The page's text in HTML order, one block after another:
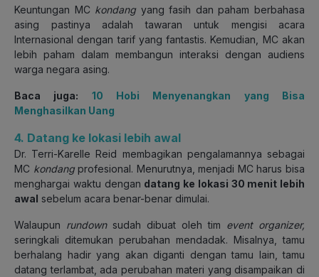
Keuntungan MC kondang yang fasih dan paham berbahasa
asing pastinya adalah tawaran untuk mengisi acara
Internasional dengan tarif yang fantastis. Kemudian, MC akan
lebih paham dalam membangun interaksi dengan audiens
warga negara asing.
Baca juga: 10 Hobi Menyenangkan yang Bisa
Menghasilkan Uang
4. Datang ke lokasi lebih awal
Dr. Terri-Karelle Reid membagikan pengalamannya sebagai
MC kondangprofesional. Menurutnya, menjadi MC harus bisa
menghargai waktu dengan datang ke lokasi 30 menit lebih
awal sebelum acara benar-benar dimulai.
Walaupun rundown sudah dibuat oleh tim event organizer,
seringkali ditemukan perubahan mendadak. Misalnya, tamu
berhalang hadir yang akan diganti dengan tamu lain, tamu
datang terlambat, ada perubahan materi yang disampaikan di